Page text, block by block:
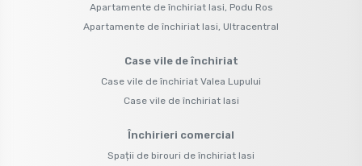
Apartamente de închiriat Iasi, Podu Ros
Apartamente de închiriat Iasi, Ultracentral
Case vile de închiriat
Case vile de închiriat Valea Lupului
Case vile de închiriat Iasi
Închirieri comercial
Spații de birouri de închiriat Iasi